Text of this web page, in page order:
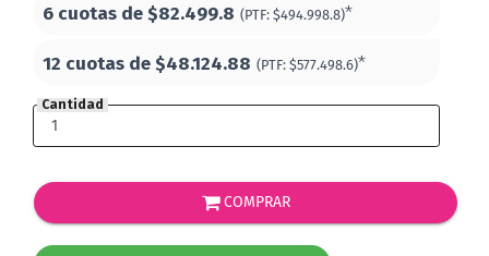
6 cuotas de$82.499.8 (PTF: $494.998.8)*
12 cuotas de$48.124.88 (PTF: $577.498.6)*
Cantidad
COMPRAR